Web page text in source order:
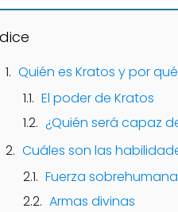
Quién es Kratos y por
El poder de Kratos
¿Quién será capaz
Cuáles son las
Fuerza sobrehumana
Armas divinas